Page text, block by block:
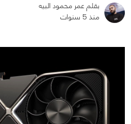
بقلم عمر محمود البيه
منذ 5 سنوات